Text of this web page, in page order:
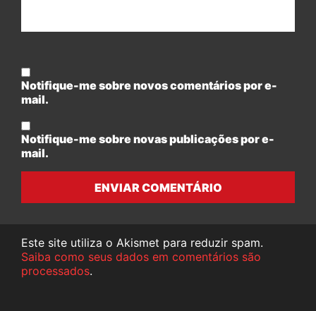
Notifique-me sobre novos comentários por e-
mail.
Notifique-me sobre novas publicações por e-
mail.
ENVIAR COMENTÁRIO
Este site utiliza o Akismet para reduzir spam.
Saiba como seus dados em comentários são
processados.